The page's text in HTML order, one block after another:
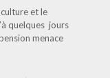
et le
quelques jours
menace